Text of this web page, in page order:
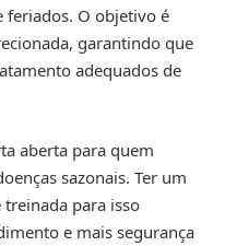
feriados. O objetivo é
garantindo que
adequados de
aberta para quem
sazonais. Ter um
treinada para isso
e mais segurança